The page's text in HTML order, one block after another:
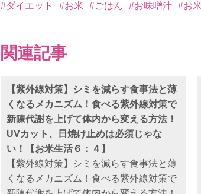
#ダイエット #お米 #ごはん #お味噌汁 #お
関連記事
【紫外線対策】シミを減らす食事法と薄
くなるメカニズム！食べる紫外線対策で
新陳代謝を上げて体内から変える方法！
UVカット、日焼け止めは必須じゃな
い！【お米生活６：４】
【紫外線対策】シミを減らす食事法と薄
くなるメカニズム！食べる紫外線対策で